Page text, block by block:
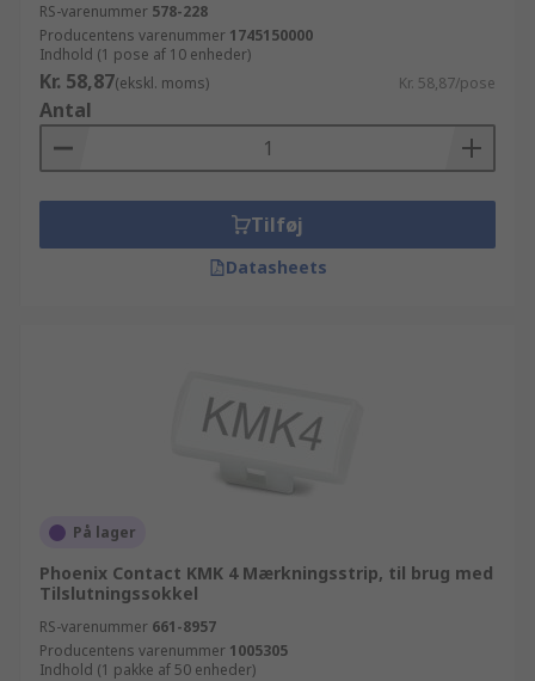
RS-varenummer 578-228
Producentens varenummer 1745150000
Indhold (1 pose af 10 enheder)
Kr. 58,87(ekskl. moms) Kr. 58,87/pose
Antal
Tilføj
Datasheets
På lager
Phoenix Contact KMK 4 Mærkningsstrip, til brug med
Tilslutningssokkel
RS-varenummer 661-8957
Producentens varenummer 1005305
Indhold (1 pakke af 50 enheder)